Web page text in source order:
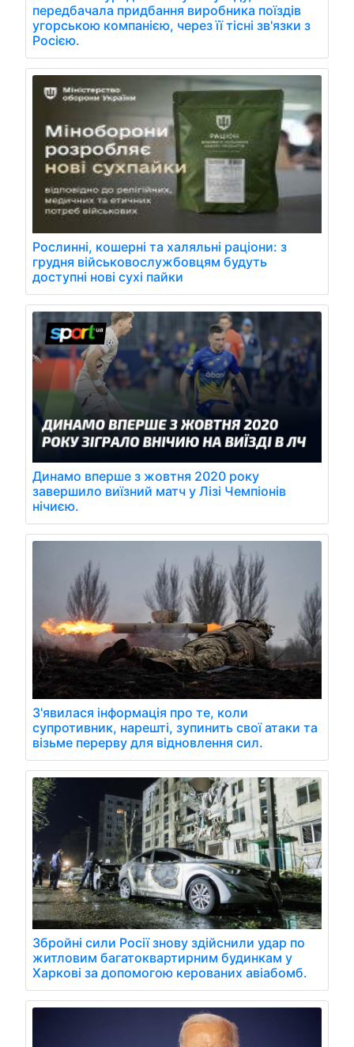
передбачала придбання виробника поїздів
угорською компанією, через її тісні зв'язки з
Росією.
Рослинні, кошерні та халяльні раціони: з
грудня військовослужбовцям будуть
доступні нові сухі пайки
Динамо вперше з жовтня 2020 року
завершило виїзний матч у Лізі Чемпіонів
нічиєю.
З'явилася інформація про те, коли
супротивник, нарешті, зупинить свої атаки та
візьме перерву для відновлення сил.
Збройні сили Росії знову здійснили удар по
житловим багатоквартирним будинкам у
Харкові за допомогою керованих авіабомб.